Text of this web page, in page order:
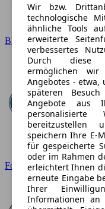
BMW
Ford
Wir bzw.
technologische
ähnliche Tools
erweiterte
verbessertes
Durch diese
ermöglichen wir
Angebotes - etwa,
späteren
Angebote aus
bereitzustellen
speichern Ihre E-
für gespeicherte
oder im Rahmen
erleichtert Ihnen
erneute Eingabe
Ihrer
Informationen an